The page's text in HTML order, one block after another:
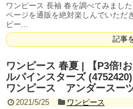
ワンピース 長袖 春を調べてみまし
ページを通販を絶対楽しんでいただ
ピー...
記事
ワンピース 春夏 | 【P3倍!
ルパインスターズ
ワンピース アンダースー
2021/5/25
ワンピース